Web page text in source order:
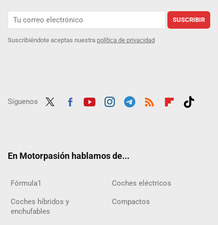
SUSCRIBIR
Suscribiéndote aceptas nuestra política de privacidad
Síguenos
En Motorpasión hablamos de...
Fórmula1 Coches eléctricos
Coches híbridos y
enchufables
Compactos